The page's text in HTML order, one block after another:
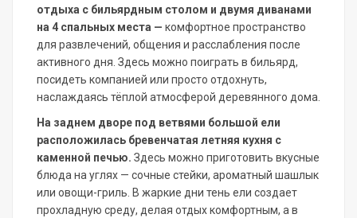
отдыха с бильярдным столом и двумя диванами
на 4 спальных места — комфортное пространство
для развлечений, общения и расслабления после
активного дня. Здесь можно поиграть в бильярд,
посидеть компанией или просто отдохнуть,
наслаждаясь тёплой атмосферой деревянного дома.
На заднем дворе под ветвями большой ели
расположилась бревенчатая летняя кухня с
каменной печью. Здесь можно приготовить вкусные
блюда на углях — сочные стейки, ароматный шашлык
или овощи-гриль. В жаркие дни тень ели создает
прохладную среду, делая отдых комфортным, а в